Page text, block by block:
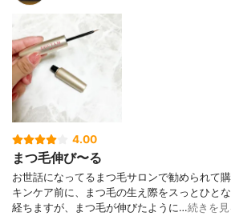
4.00
まつ毛伸び〜る
お世話になってるまつ毛サロンで勧められて
キンケア前に、まつ毛の生え際をスっとひと
経ちますが、まつ毛が伸びたように…続きを見